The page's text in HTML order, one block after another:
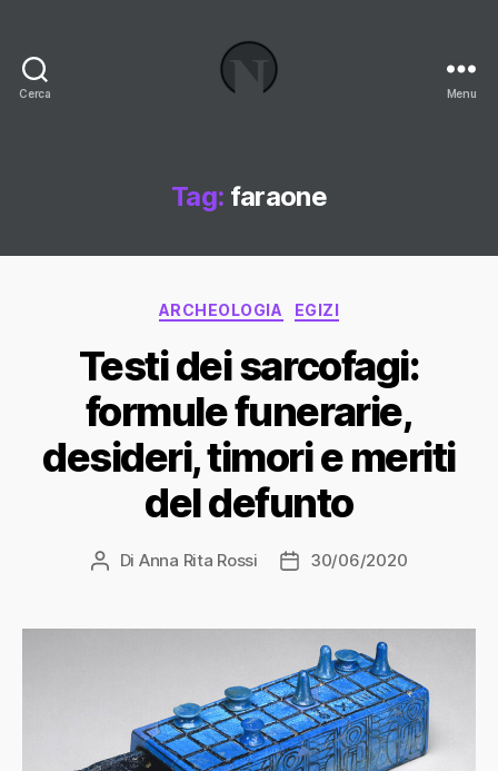
Cerca
Blog
Menu
Tag: faraone
Categorie
ARCHEOLOGIA EGIZI
Testi dei sarcofagi:
formule funerarie,
desideri, timori e meriti
del defunto
Autore
Di Anna Rita Rossi
Data30/06/2020